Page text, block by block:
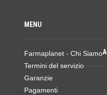
MENU
Farmaplanet - Chi Siamo
Termini del servizio
Garanzie
Pagamenti